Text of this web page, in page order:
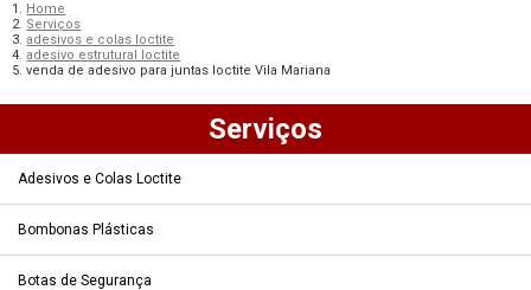
Home
Serviços
adesivos e colas loctite
adesivo estrutural loctite
venda de adesivo para juntas loctite Vila Mariana
Serviços
Adesivos e Colas Loctite
Bombonas Plásticas
Botas de Segurança